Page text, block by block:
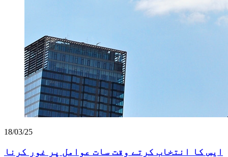
18/03/25
ایس کا انتخاب کرتے وقت سات عوامل پر غور کرنا